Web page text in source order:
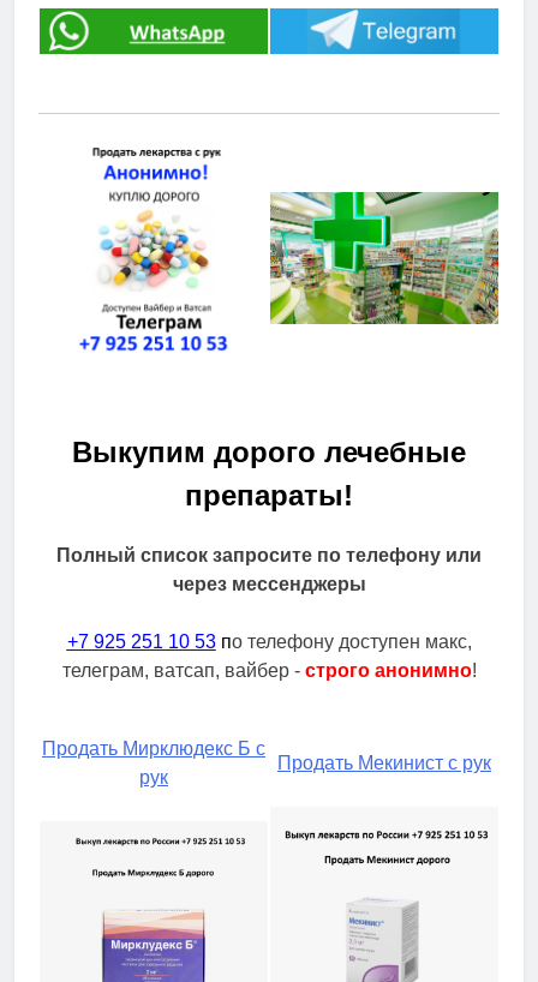
Выкупим дорого лечебные
препараты!
Полный список запросите по телефону или
через мессенджеры
+7 925 251 10 53по телефону доступен макс,
телеграм, ватсап, вайбер - строго анонимно!
Продать Мирклюдекс Б с
рук
Продать Мекинист с рук